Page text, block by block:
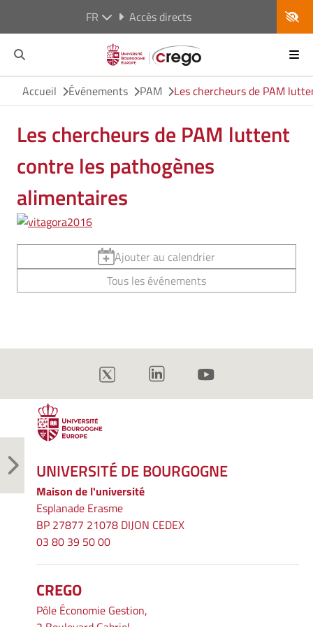
FR Accès directs
Accueil Événements PAM Les chercheurs de PAM
Les chercheurs de PAM luttent
contre les pathogènes
alimentaires
Ajouter au calendrier
Tous les événements
UNIVERSITÉ DE BOURGOGNE
Maison de l'université
Esplanade Erasme
BP 27877 21078 DIJON CEDEX
03 80 39 50 00
CREGO
Pôle Économie Gestion,